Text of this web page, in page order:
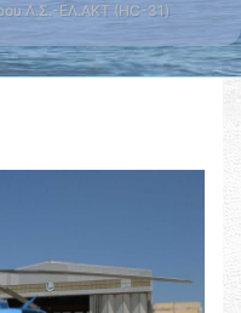
Λ.Σ.-ΕΛ.ΑΚΤ (HC-31)